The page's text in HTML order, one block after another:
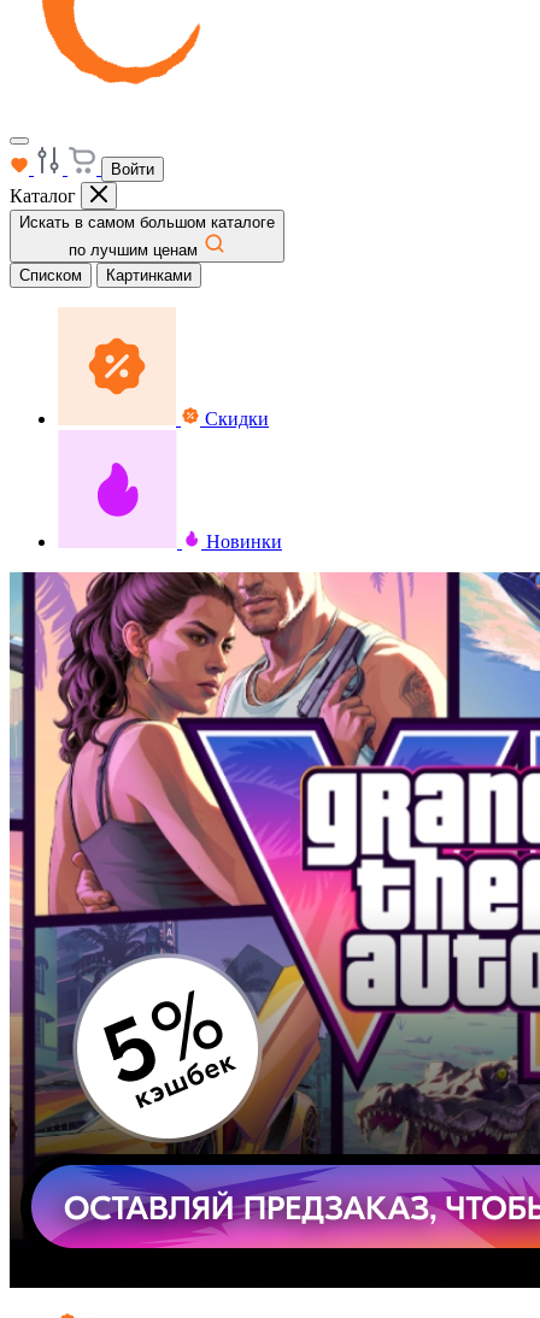
Войти
Каталог
Искать в самом большом каталоге
по лучшим ценам
Списком
Картинками
Скидки
Новинки